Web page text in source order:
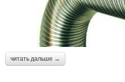
читать дальше →